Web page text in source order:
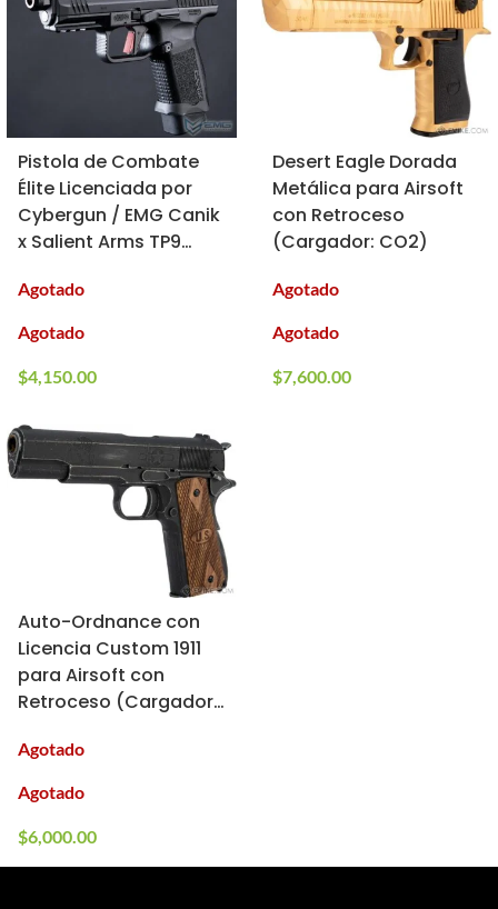
Pistola de Combate
Élite Licenciada por
Cybergun / EMG Canik
x Salient Arms TP9
Negro)
Agotado
Agotado
$4,150.00
Desert Eagle Dorada
Metálica para Airsoft
con Retroceso
(Cargador: CO2)
Agotado
Agotado
$7,600.00
Auto-Ordnance con
Licencia Custom 1911
para Airsoft con
Retroceso (Cargador:
Agotado
Agotado
$6,000.00